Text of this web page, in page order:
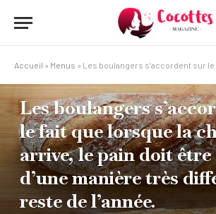
Accueil » Menus » Les boulangers s’accordent sur le fait que lorsque la chaleur arrive, le pain doit être
Les boulangers
le fait que lorsque la
arrive, le pain doit être
d’une manière très
reste de l’année.